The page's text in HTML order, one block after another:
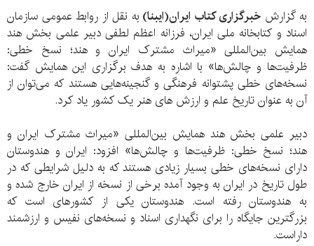
به گزارش خبرگزاری کتاب ایران(ایبنا) به نقل از روابط عمومی سازمان
اسناد و کتابخانه ملی ایران، فرزانه اعظم لطفی دبیر علمی بخش هند
همایش بین‌المللی «میراث مشترک ایران و هند؛ نسخ خطی:
ظرفیت‌ها و چالش‌ها» با اشاره به هدف برگزاری این همایش گفت:
نسخه‌های خطی پشتوانه فرهنگی و گنجینه‌هایی هستند که می‌توان از
آن به عنوان تاریخ علم و ارزش های هنر یک کشور یاد کرد.
دبیر علمی بخش هند همایش بین‌المللی «میراث مشترک ایران و
هند؛ نسخ خطی: ظرفیت‌ها و چالش‌ها» افزود: ایران و هندوستان
دارای نسخه‌های خطی بسیار زیادی هستند که به دلیل شرایطی که در
طول تاریخ در ایران به وجود آمده برخی از نسخه از ایران خارج شده و
به هندوستان رفته است. هندوستان یکی از کشورهای است که
بزرگترین جایگاه را برای نگهداری اسناد و نسخه‌های نفیس و ارزشمند
داراست.